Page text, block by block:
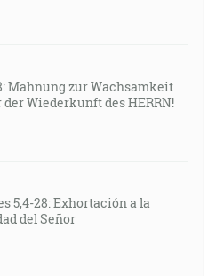
Mahnung zur Wachsamkeit
Wiederkunft des HERRN!
5,4-28: Exhortación a la
del Señor